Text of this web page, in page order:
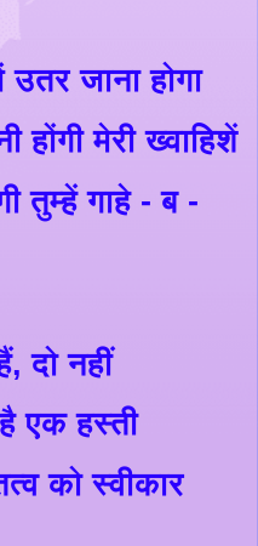
जाना होगा
होंगी मेरी ख्वाहिशें
तुम्हें गाहे - ब -
,दो नहीं
एक हस्ती
को स्वीकार